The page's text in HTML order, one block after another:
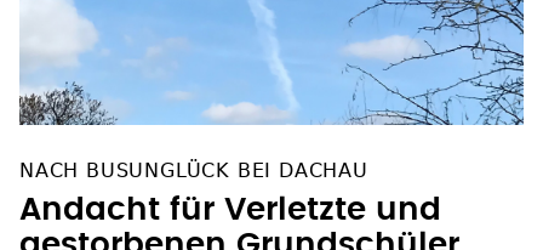
NACH BUSUNGLÜCK BEI DACHAU
Andacht für Verletzte und